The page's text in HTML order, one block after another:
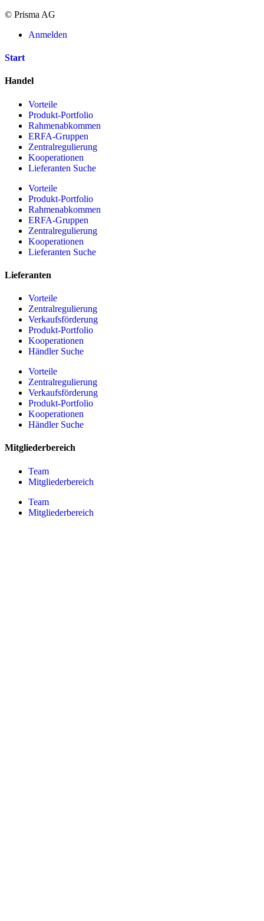
© Prisma AG
Anmelden
Start
Handel
Vorteile
Produkt-Portfolio
Rahmenabkommen
ERFA-Gruppen
Zentralregulierung
Kooperationen
Lieferanten Suche
Vorteile
Produkt-Portfolio
Rahmenabkommen
ERFA-Gruppen
Zentralregulierung
Kooperationen
Lieferanten Suche
Lieferanten
Vorteile
Zentralregulierung
Verkaufsförderung
Produkt-Portfolio
Kooperationen
Händler Suche
Vorteile
Zentralregulierung
Verkaufsförderung
Produkt-Portfolio
Kooperationen
Händler Suche
Mitgliederbereich
Team
Mitgliederbereich
Team
Mitgliederbereich